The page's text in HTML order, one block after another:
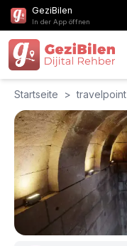
GeziBilen
In der App öffnen
Startseite > travelpoint